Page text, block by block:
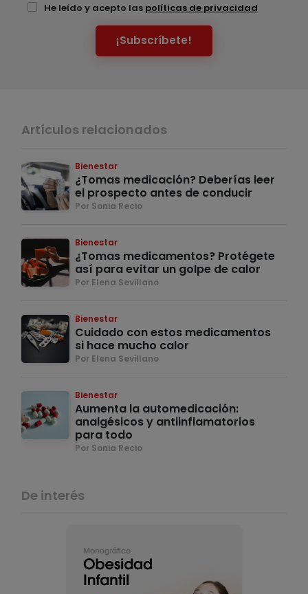
He leído y acepto las políticas de privacidad
¡Subscríbete!
Artículos relacionados
Bienestar
¿Tomas medicación? Deberías leer
el prospecto antes de conducir
Por Sonia Recio
Bienestar
¿Tomas medicamentos? Protégete
así para evitar un golpe de calor
Por Elena Sevillano
Bienestar
Cuidado con estos medicamentos
si hace mucho calor
Por Elena Sevillano
Bienestar
Aumenta la automedicación:
analgésicos y antiinflamatorios
para todo
Por Sonia Recio
De interés